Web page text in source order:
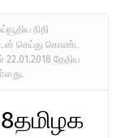
நிதி
செய்து கொண்ட
தேதிய